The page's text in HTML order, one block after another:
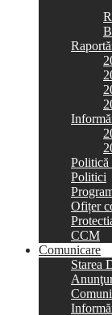
Politică
Politici
Ofițer
CCM
Comunicare
Starea